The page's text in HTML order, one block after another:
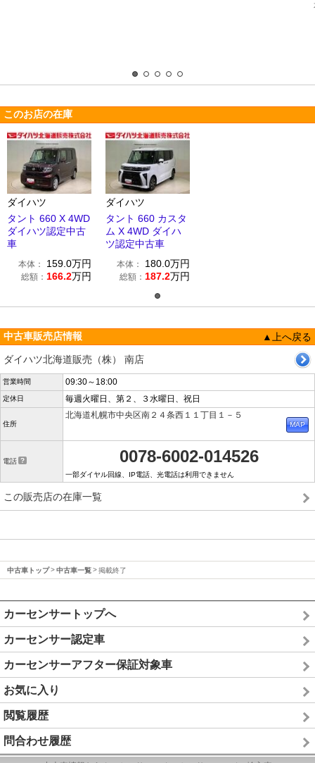
このお店の在庫
ダイハツ
タント 660 X 4WD
ダイハツ認定中古
車
本体： 159.0万円
総額： 166.2万円
ダイハツ
タント 660 カスタ
ム X 4WD ダイハ
ツ認定中古車
本体： 180.0万円
総額： 187.2万円
中古車販売店情報
▲上へ戻る
ダイハツ北海道販売（株） 南店
営業時間 09:30～18:00
定休日 毎週火曜日、第２、３水曜日、祝日
住所
北海道札幌市中央区南２４条西１１丁目１－５
電話 0078-6002-014526
一部ダイヤル回線、IP電話、光電話は利用できません
この販売店の在庫一覧
中古車トップ 中古車一覧 掲載終了
カーセンサートップへ
カーセンサー認定車
カーセンサーアフター保証対象車
お気に入り
閲覧履歴
問合わせ履歴